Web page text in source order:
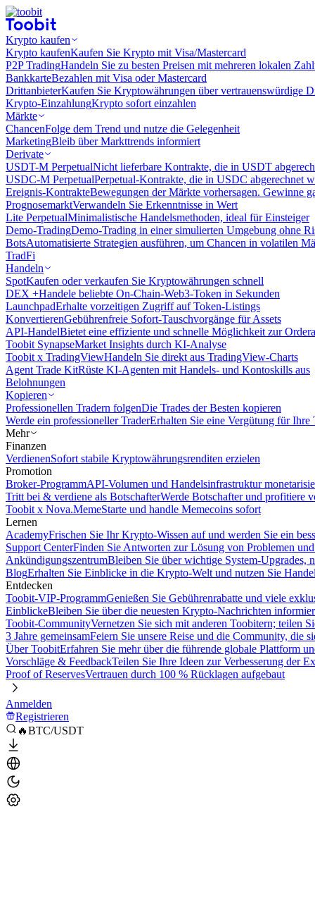
Krypto kaufen
Krypto kaufenKaufen Sie Krypto mit Visa/Mastercard
P2P TradingHandeln Sie zu besten Preisen mit mehreren lokalen
BankkarteBezahlen mit Visa oder Mastercard
DrittanbieterKaufen Sie Kryptowährungen über vertrauenswürdige
Krypto-EinzahlungKrypto sofort einzahlen
Märkte
ChancenFolge dem Trend und nutze die Gelegenheit
MarketingBleib über Markttrends informiert
Derivate
USDT-M PerpetualNicht lieferbare Kontrakte, die in USDT
USDC-M PerpetualPerpetual-Kontrakte, die in USDC abgerechnet
Ereignis-KontrakteBewegungen der Märkte vorhersagen. Gewinne
PrognosemarktVerwandeln Sie Erkenntnisse in Wert
Lite PerpetualMinimalistische Handelsmethoden, ideal für Einsteiger
Demo-TradingDemo-Trading in einer simulierten Umgebung ohne
BotsAutomatisierte Strategien ausführen, um Chancen in volatilen
TradFi
Handeln
SpotKaufen oder verkaufen Sie Kryptowährungen schnell
DEX +Handele beliebte On-Chain-Web3-Token in Sekunden
LaunchpadErhalte vorzeitigen Zugriff auf Token-Listings
KonvertierenGebührenfreie Sofort-Tauschvorgänge für Assets
API-HandelBietet eine effiziente und schnelle Möglichkeit zur
Toobit SynapseMarket Insights durch KI-Analyse
Toobit x TradingViewHandeln Sie direkt aus TradingView-Charts
Agent Trade KitRüste KI-Agenten mit Handels- und Kontoskills aus
Belohnungen
Kopieren
Professionellen Tradern folgenDie Trades der Besten kopieren
Werde ein professioneller TraderErhalten Sie eine Vergütung für Ihre
Mehr
Finanzen
VerdienenSofort stabile Kryptowährungsrenditen erzielen
Promotion
Broker-ProgrammAPI-Volumen und Handelsinfrastruktur
Tritt bei & verdiene als BotschafterWerde Botschafter und profitiere
Toobit x Nova.MemeStarte und handle Memecoins sofort
Lernen
AcademyFrischen Sie Ihr Krypto-Wissen auf und werden Sie ein
Support CenterFinden Sie Antworten zur Lösung von Problemen
AnkündigungszentrumBleiben Sie über wichtige System-Upgrades,
BlogErhalten Sie Einblicke in die Krypto-Welt und nutzen Sie
Entdecken
Toobit-VIP-ProgrammGenießen Sie Gebührenrabatte und viele
EinblickeBleiben Sie über die neuesten Krypto-Nachrichten
Toobit-CommunityVernetzen Sie sich mit anderen Toobitern; teilen
3 Jahre gemeinsamFeiern Sie unsere Reise und die Community, die
Über ToobitErfahren Sie mehr über die führende globale Plattform
Vorschläge & FeedbackTeilen Sie Ihre Ideen zur Verbesserung der
Proof of ReservesVertrauen durch 100 % Rücklagen aufgebaut
Anmelden
Registrieren
🔥BTC/USDT